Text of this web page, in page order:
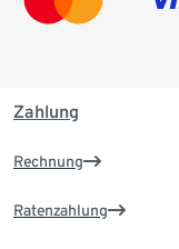
Zahlung
Rechnung
Ratenzahlung